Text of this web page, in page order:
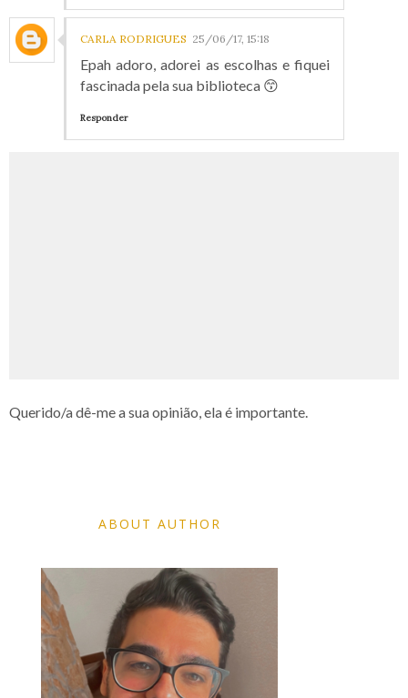
CARLA RODRIGUES 25/06/17, 15:18
Epah adoro, adorei as escolhas e fiquei
fascinada pela sua biblioteca 😙
Responder
Querido/a dê-me a sua opinião, ela é importante.
ABOUT AUTHOR